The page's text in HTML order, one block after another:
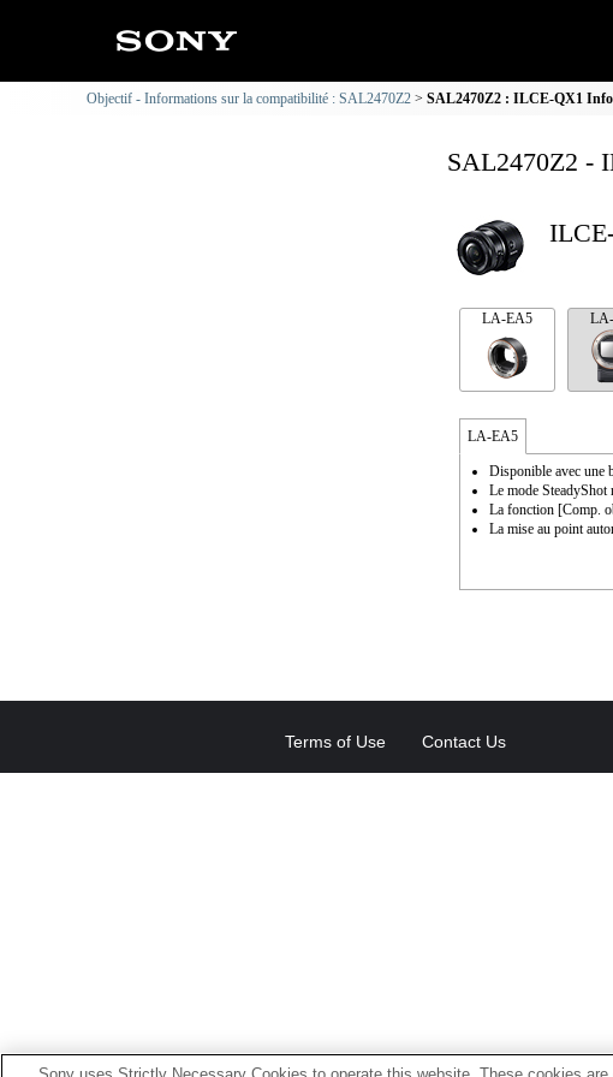
Objectif - Informations sur la compatibilité : SAL2470Z2 SAL2470Z2 : ILCE-QX1
SAL2470Z2 -
LA-EA5
LA-EA5
Disponible avec une
Le mode SteadyShot
La fonction [Comp.
La mise au point
Terms of Use Contact Us